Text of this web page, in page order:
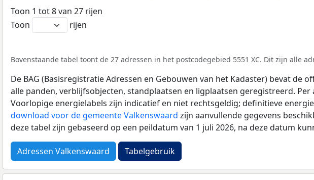
Toon 1 tot 8 van 27 rijen
Toon
rijen
Bovenstaande tabel toont de 27 adressen in het postcodegebied 5551 XC. Dit zijn alle
De BAG (Basisregistratie Adressen en Gebouwen van het Kadaster) bevat de
alle panden, verblijfsobjecten, standplaatsen en ligplaatsen geregistreerd.
Voorlopige energielabels zijn indicatief en niet rechtsgeldig; definitieve
download voor de gemeente Valkenswaard zijn aanvullende gegevens
deze tabel zijn gebaseerd op een peildatum van 1 juli 2026, na deze datum
Adressen Valkenswaard Tabelgebruik